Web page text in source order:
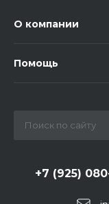
О компании
Помощь
+7 (925)